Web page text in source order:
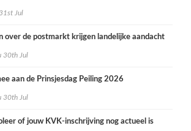
Jul
over de postmarkt krijgen landelijke aandacht
30th Jul
aan de Prinsjesdag Peiling 2026
30th Jul
of jouw KVK-inschrijving nog actueel is